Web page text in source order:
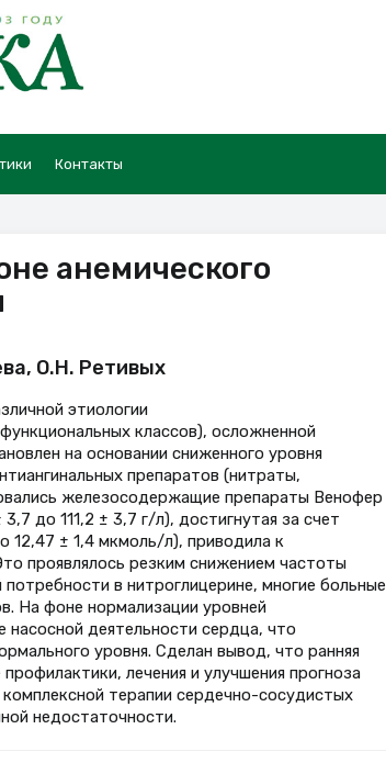
Контакты
анемического
О.Н. Ретивых
этиологии
классов), осложненной
на основании сниженного уровня
препаратов (нитраты,
железосодержащие препараты Венофер
до 111,2 ± 3,7 г/л), достигнутая за счет
12,47 ± 1,4 мкмоль/л), приводила к
проявлялось резким снижением частоты
в нитроглицерине, многие больные
На фоне нормализации уровней
деятельности сердца, что
уровня. Сделан вывод, что ранняя
лечения и улучшения прогноза
терапии сердечно-сосудистых
недостаточности.